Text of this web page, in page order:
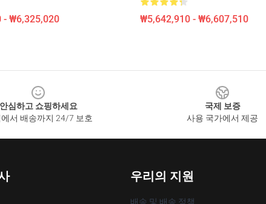
- ₩6,325,020 ₩5,642,910 - ₩6,607,510
안심하고 쇼핑하세요
서 배송까지 24/7 보호
국제 보증
사용 국가에서 제공
우리의 지원
배송 및 배송 정책